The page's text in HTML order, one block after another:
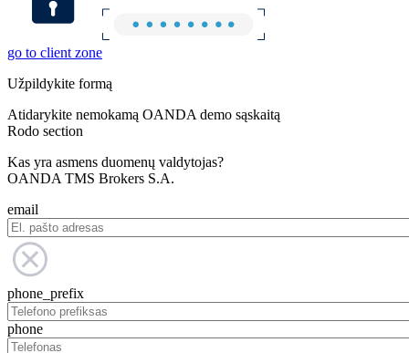
go to client zone
Užpildykite formą
Atidarykite nemokamą OANDA demo sąskaitą
Rodo section
Kas yra asmens duomenų valdytojas?
OANDA TMS Brokers S.A.
email
phone_prefix
phone